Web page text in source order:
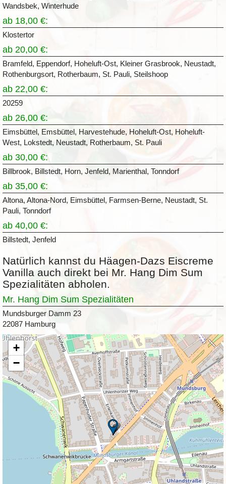
Wandsbek, Winterhude
ab 18,00 €:
Klostertor
ab 20,00 €:
Bramfeld, Eppendorf, Hoheluft-Ost, Kleiner Grasbrook, Neustadt,
Rothenburgsort, Rotherbaum, St. Pauli, Steilshoop
ab 22,00 €:
20259
ab 26,00 €:
Eimsbüttel, Emsbüttel, Harvestehude, Hoheluft-Ost, Hoheluft-
West, Lokstedt, Neustadt, Rotherbaum, St. Pauli
ab 30,00 €:
Billbrook, Billstedt, Horn, Jenfeld, Marienthal, Tonndorf
ab 35,00 €:
Altona, Altona-Nord, Eimsbüttel, Farmsen-Berne, Neustadt, St.
Pauli, Tonndorf
ab 40,00 €:
Billstedt, Jenfeld
Natürlich kannst du Häagen-Dazs Eiscreme
Vanilla auch direkt bei Mr. Hang Dim Sum
Spezialitäten abholen.
Mr. Hang Dim Sum Spezialitäten
Mundsburger Damm 23
22087 Hamburg
+
−